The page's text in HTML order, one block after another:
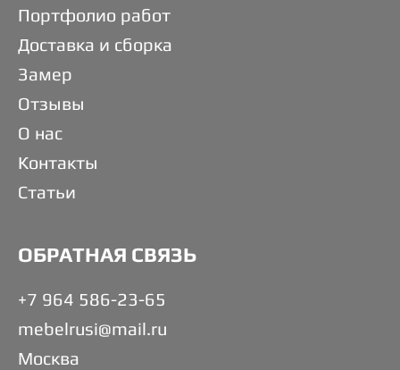
Портфолио работ
Доставка и сборка
Замер
Отзывы
О нас
Контакты
Статьи
ОБРАТНАЯ СВЯЗЬ
+7 964 586-23-65
mebelrusi@mail.ru
Москва